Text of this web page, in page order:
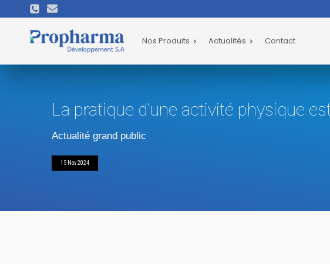
Nos Produits Actualités Contact
La pratique d’une activité physique
Actualité grand public
15 Nov 2024